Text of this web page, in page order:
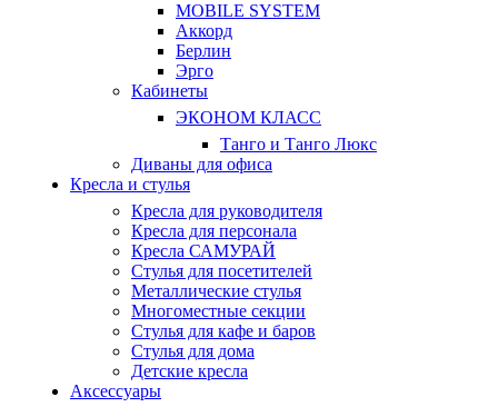
MOBILE SYSTEM
Аккорд
Берлин
Эрго
Кабинеты
ЭКОНОМ КЛАСС
Танго и Танго Люкс
Диваны для офиса
Кресла и стулья
Кресла для руководителя
Кресла для персонала
Кресла САМУРАЙ
Стулья для посетителей
Металлические стулья
Многоместные секции
Стулья для кафе и баров
Стулья для дома
Детские кресла
Аксессуары